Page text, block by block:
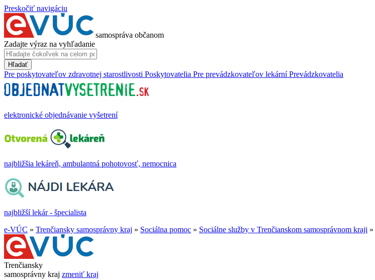
Preskočiť navigáciu
samospráva občanom
Zadajte výraz na vyhľadanie
Hľadať
Pre poskytovateľov zdravotnej starostlivosti Poskytovatelia Pre prevádzkovateľov lekární Prevádzkovatelia
elektronické objednávanie vyšetrení
najbližšia lekáreň, ambulantná pohotovosť, nemocnica
najbližší lekár - špecialista
e-VÚC » Trenčiansky samosprávny kraj » Sociálna pomoc » Sociálne služby v Trenčianskom samosprávnom kraji »
Trenčiansky
samosprávny kraj zmeniť kraj